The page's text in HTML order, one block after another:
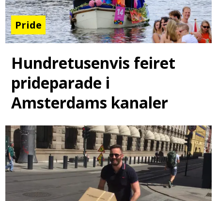
Pride
Hundretusenvis feiret
prideparade i
Amsterdams kanaler